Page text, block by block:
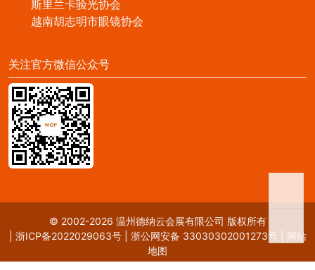
斯里兰卡验光协会
越南胡志明市眼镜协会
关注官方微信公众号
© 2002-2026 温州德纳云会展有限公司 版权所有
浙ICP备2022029063号| 浙公网安备 33030302001273号
网站
地图